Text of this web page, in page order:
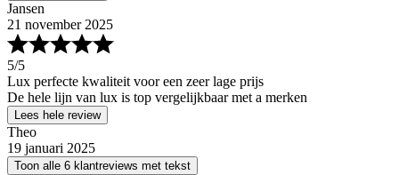
Jansen
21 november 2025
5/5
Lux perfecte kwaliteit voor een zeer lage prijs
De hele lijn van lux is top vergelijkbaar met a merken
Lees hele review
Theo
19 januari 2025
Toon alle 6 klantreviews met tekst